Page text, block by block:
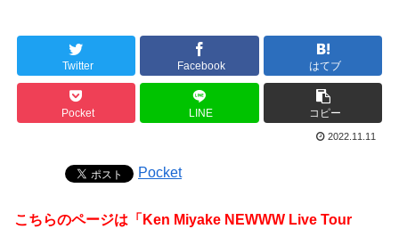
Twitter Facebook はてブ
Pocket LINE コピー
2022.11.11
Pocket
こちらのページは「Ken Miyake NEWWW Live Tour